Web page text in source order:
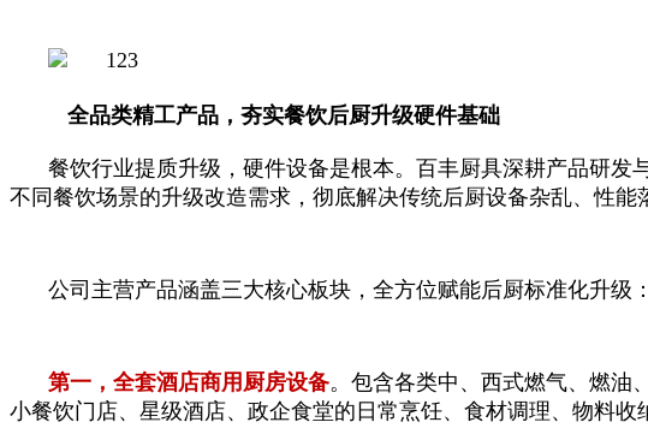
全品类精工产品，夯实餐饮后厨升级硬件基础
餐饮行业提质升级，硬件设备是根本。百丰厨具深耕产品研
不同餐饮场景的升级改造需求，彻底解决传统后厨设备杂乱、性能
公司主营产品涵盖三大核心板块，全方位赋能后厨标准化升级：
第一，全套酒店商用厨房设备。包含各类中、西式燃气、燃油
小餐饮门店、星级酒店、政企食堂的日常烹饪、食材调理、物料收